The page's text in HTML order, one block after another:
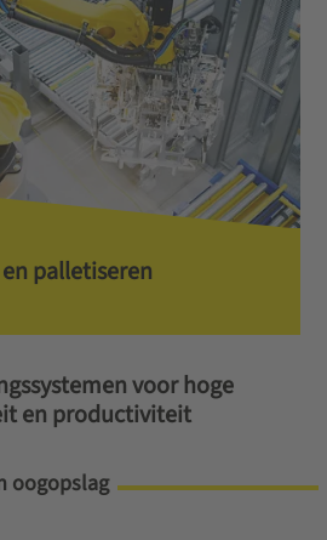
palletiseren
voor hoge
en productiviteit
oogopslag